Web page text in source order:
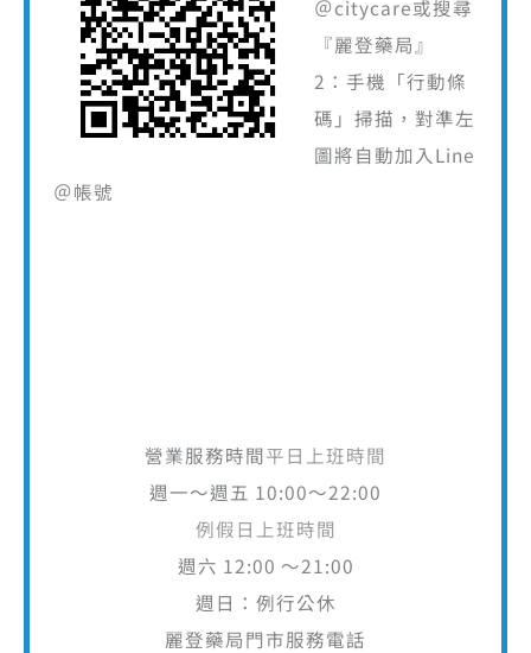
＠citycare或搜尋
『麗登藥局』
2：手機「行動條
碼」掃描，對準左
圖將自動加入Line
＠帳號
週六 12:00 ～21:00
週日：例行公休
麗登藥局門市服務電話
02-28881414分機10、11、12